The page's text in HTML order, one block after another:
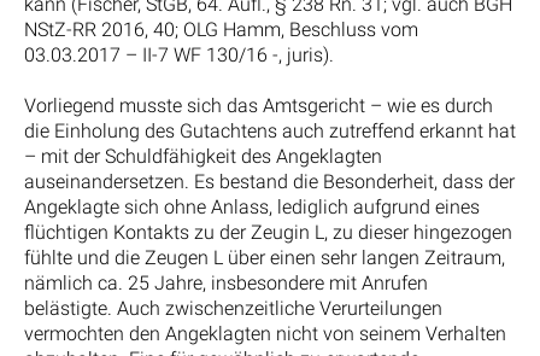
NStZ-RR 2016, 40; OLG Hamm, Beschluss vom
03.03.2017 – II-7 WF 130/16 -, juris).
Vorliegend musste sich das Amtsgericht – wie es durch
die Einholung des Gutachtens auch zutreffend erkannt hat
– mit der Schuldfähigkeit des Angeklagten
auseinandersetzen. Es bestand die Besonderheit, dass der
Angeklagte sich ohne Anlass, lediglich aufgrund eines
flüchtigen Kontakts zu der Zeugin L, zu dieser hingezogen
fühlte und die Zeugen L über einen sehr langen Zeitraum,
nämlich ca. 25 Jahre, insbesondere mit Anrufen
belästigte. Auch zwischenzeitliche Verurteilungen
vermochten den Angeklagten nicht von seinem Verhalten